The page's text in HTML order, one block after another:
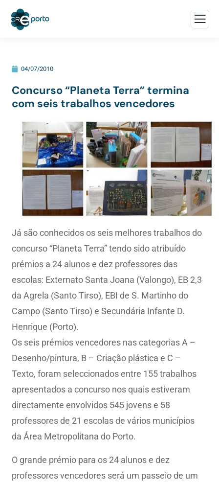
04/07/2010
Concurso “Planeta Terra” termina
com seis trabalhos vencedores
Já são conhecidos os seis melhores trabalhos do
concurso “Planeta Terra” tendo sido atribuído
prémios a 24 alunos e dez professores das
escolas: Externato Santa Joana (Valongo), EB 2,3
da Agrela (Santo Tirso), EBI de S. Martinho do
Campo (Santo Tirso) e Secundária Infante D.
Henrique (Porto).
Os seis prémios vencedores nas categorias A –
Desenho/pintura, B – Criação plástica e C –
Texto, foram seleccionados entre 155 trabalhos
apresentados a concurso nos quais estiveram
directamente envolvidos 545 jovens e 58
professores de 21 escolas de vários municípios
da Área Metropolitana do Porto.
O grande prémio para os 24 alunos e dez
professores vencedores será um passeio de um